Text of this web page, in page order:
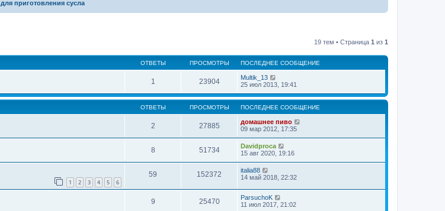
приготовления сусла
19 тем • Страница 1 из 1
ОТВЕТЫ ПРОСМОТРЫ ПОСЛЕДНЕЕ СООБЩЕНИЕ
1 23904
Multik_13
25 июл 2013, 19:41
ОТВЕТЫ ПРОСМОТРЫ ПОСЛЕДНЕЕ СООБЩЕНИЕ
2 27885
домашнее пиво
09 мар 2012, 17:35
8 51734
Davidproca
15 авг 2020, 19:16
1 2 3 4 5 6
59 152372
italia88
14 май 2018, 22:32
9 25470
ParsuchoK
11 июл 2017, 21:02